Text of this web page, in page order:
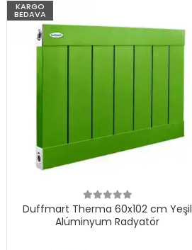
KARGO
BEDAVA
Duffmart Therma 60x102 cm Yeşil
Alüminyum Radyatör